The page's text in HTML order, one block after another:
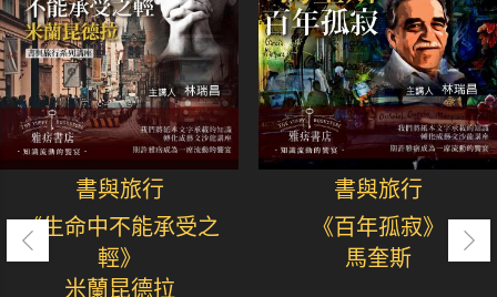
書與旅行
《生命中不能承受之
輕》
米蘭昆德拉
書與旅行
《百年孤寂》
馬奎斯